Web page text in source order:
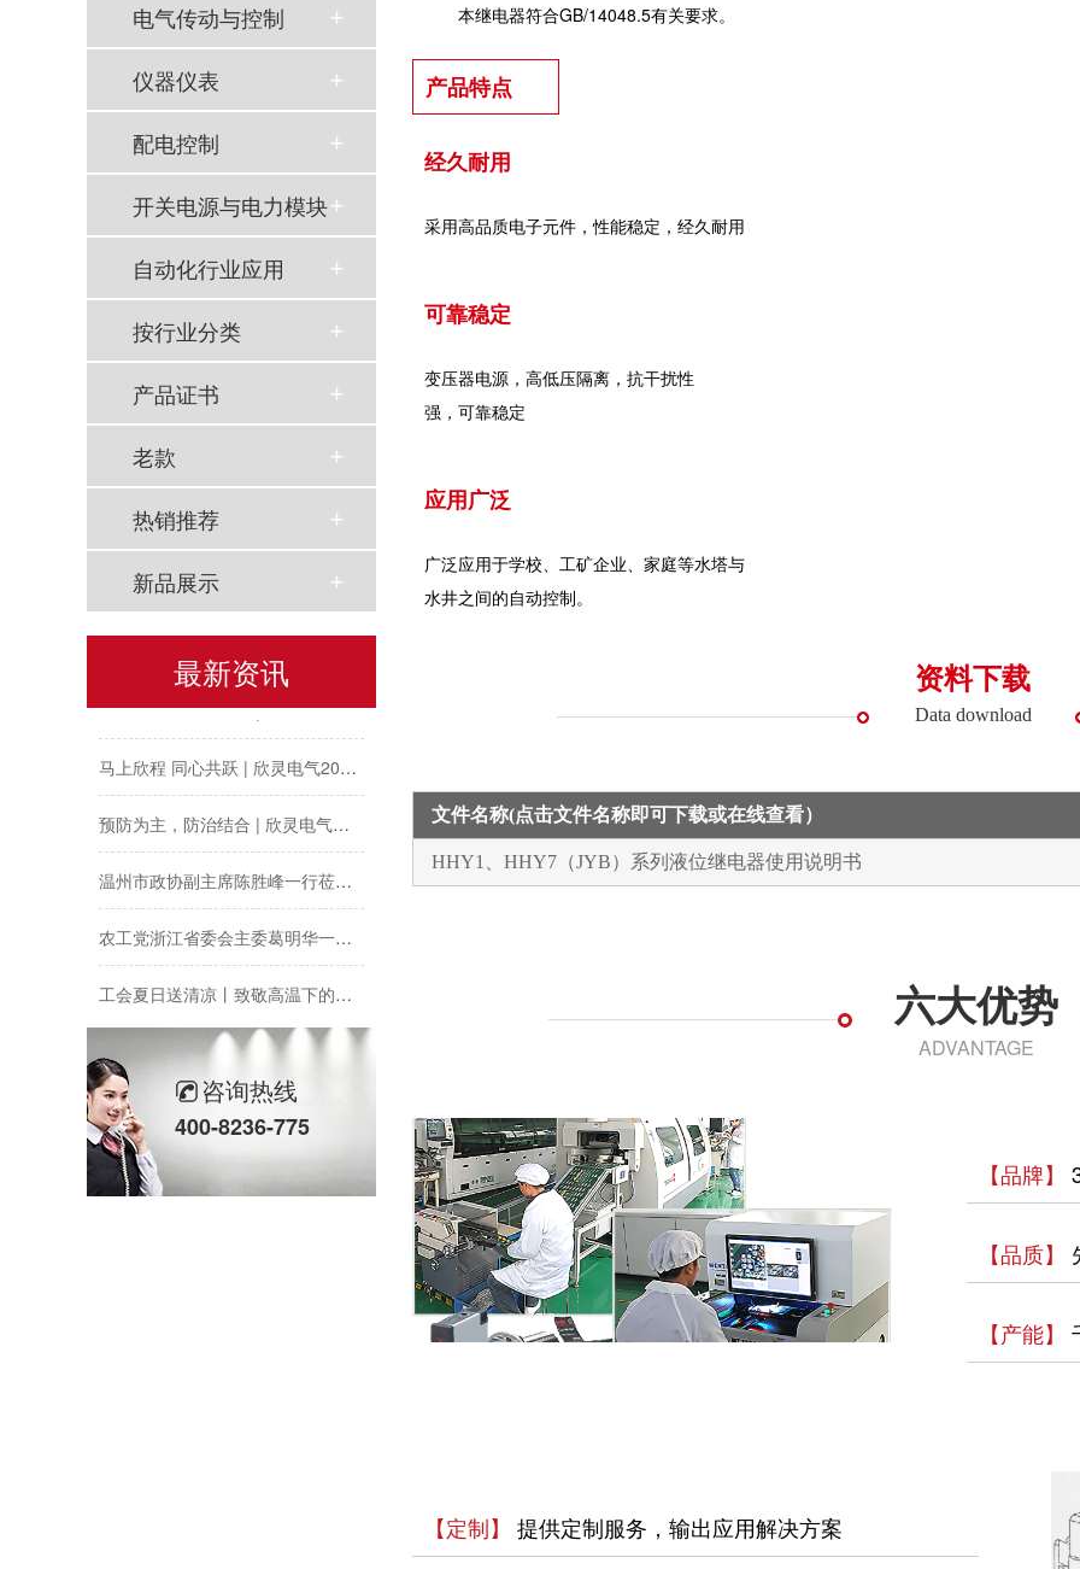
本继电器符合GB/14048.5有关要求。
产品特点
经久耐用
采用高品质电子元件，性能稳定，经久耐用
可靠稳定
变压器电源，高低压隔离，抗干扰性
强，可靠稳定
应用广泛
广泛应用于学校、工矿企业、家庭等水塔与
水井之间的自动控制。
资料下载
Data download
文件名称(点击文件名称即可下载或在线查看）
HHY1、HHY7（JYB）系列液位继电器使用说明书
六大优势
ADVANTAGE
【品牌】
【品质】
【产能】
【定制】 提供定制服务，输出应用解决方案
电气传动与控制
仪器仪表
配电控制
开关电源与电力模块
自动化行业应用
按行业分类
产品证书
老款
热销推荐
新品展示
最新资讯
以母爱为名丨执扇寻夏 共赴一场美好花事
欣灵党建之行 寻访红色“旗”迹
欣灵“粽”头戏丨乐享『端午游园会』
以母爱为名丨执扇寻夏 共赴一场美好花事
咨询热线
400-8236-775